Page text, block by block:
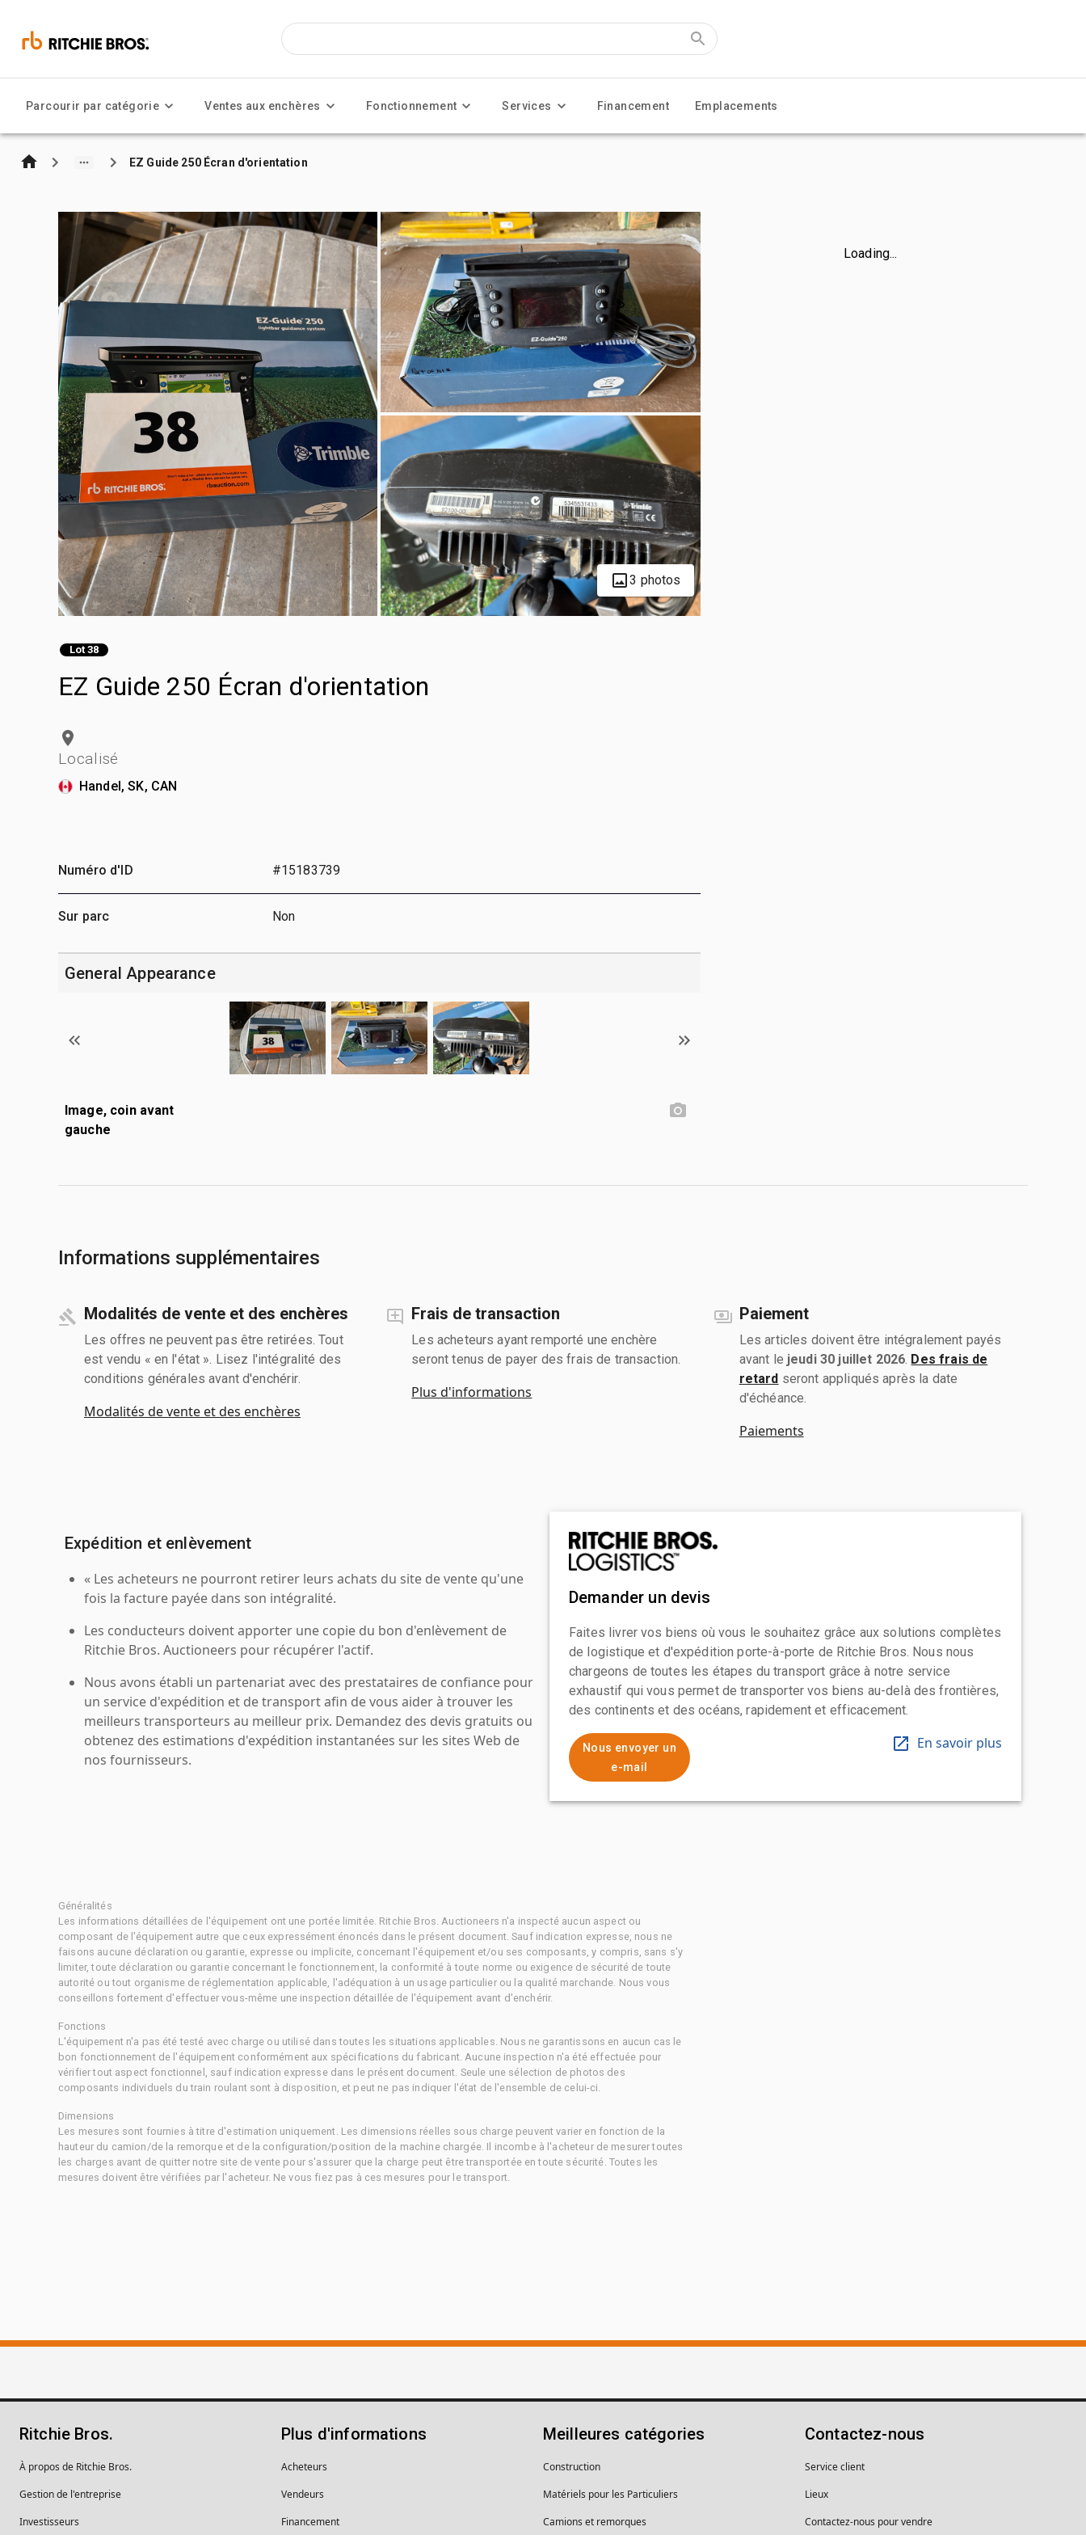
Parcourir par catégorie Ventes aux enchères Fonctionnement Services Financement Emplacements
EZ Guide 250 Écran d'orientation
3 photos
Lot 38
EZ Guide 250 Écran d'orientation
Localisé
Handel, SK, CAN
Loading...
Numéro d'ID #15183739
Sur parc Non
General Appearance
Image, coin avant
gauche
Informations supplémentaires
Modalités de vente et des enchères
Les offres ne peuvent pas être retirées. Tout
est vendu « en l'état ». Lisez l'intégralité des
conditions générales avant d'enchérir.
Modalités de vente et des enchères
Frais de transaction
Les acheteurs ayant remporté une enchère
seront tenus de payer des frais de transaction.
Plus d'informations
Paiement
Les articles doivent être intégralement payés
avant le jeudi 30 juillet 2026 Des frais de
retard seront appliqués après la date
d'échéance.
Paiements
Expédition et enlèvement
« Les acheteurs ne pourront retirer leurs achats du site de vente qu'une
fois la facture payée dans son intégralité.
Les conducteurs doivent apporter une copie du bon d'enlèvement de
Ritchie Bros. Auctioneers pour récupérer l'actif.
Nous avons établi un partenariat avec des prestataires de confiance pour
un service d'expédition et de transport afin de vous aider à trouver les
meilleurs transporteurs au meilleur prix. Demandez des devis gratuits ou
obtenez des estimations d'expédition instantanées sur les sites Web de
nos fournisseurs.
Demander un devis
Faites livrer vos biens où vous le souhaitez grâce aux solutions complètes
de logistique et d'expédition porte-à-porte de Ritchie Bros. Nous nous
chargeons de toutes les étapes du transport grâce à notre service
exhaustif qui vous permet de transporter vos biens au-delà des frontières,
des continents et des océans, rapidement et efficacement.
Nous envoyer un
e-mail
En savoir plus
Généralités
Les informations détaillées de l'équipement ont une portée limitée. Ritchie Bros. Auctioneers n'a inspecté aucun aspect ou
composant de l'équipement autre que ceux expressément énoncés dans le présent document. Sauf indication expresse, nous ne
faisons aucune déclaration ou garantie, expresse ou implicite, concernant l'équipement et/ou ses composants, y compris, sans s'y
limiter, toute déclaration ou garantie concernant le fonctionnement, la conformité à toute norme ou exigence de sécurité de toute
autorité ou tout organisme de réglementation applicable, l'adéquation à un usage particulier ou la qualité marchande. Nous vous
conseillons fortement d'effectuer vous-même une inspection détaillée de l'équipement avant d'enchérir.
Fonctions
L'équipement n'a pas été testé avec charge ou utilisé dans toutes les situations applicables. Nous ne garantissons en aucun cas le
bon fonctionnement de l'équipement conformément aux spécifications du fabricant. Aucune inspection n'a été effectuée pour
vérifier tout aspect fonctionnel, sauf indication expresse dans le présent document. Seule une sélection de photos des
composants individuels du train roulant sont à disposition, et peut ne pas indiquer l'état de l'ensemble de celui-ci.
Dimensions
Les mesures sont fournies à titre d'estimation uniquement. Les dimensions réelles sous charge peuvent varier en fonction de la
hauteur du camion/de la remorque et de la configuration/position de la machine chargée. Il incombe à l'acheteur de mesurer toutes
les charges avant de quitter notre site de vente pour s'assurer que la charge peut être transportée en toute sécurité. Toutes les
mesures doivent être vérifiées par l'acheteur. Ne vous fiez pas à ces mesures pour le transport.
Ritchie Bros.
À propos de Ritchie Bros.
Gestion de l'entreprise
Investisseurs
Plus d'informations
Acheteurs
Vendeurs
Financement
Meilleures catégories
Construction
Matériels pour les Particuliers
Camions et remorques
Contactez-nous
Service client
Lieux
Contactez-nous pour vendre